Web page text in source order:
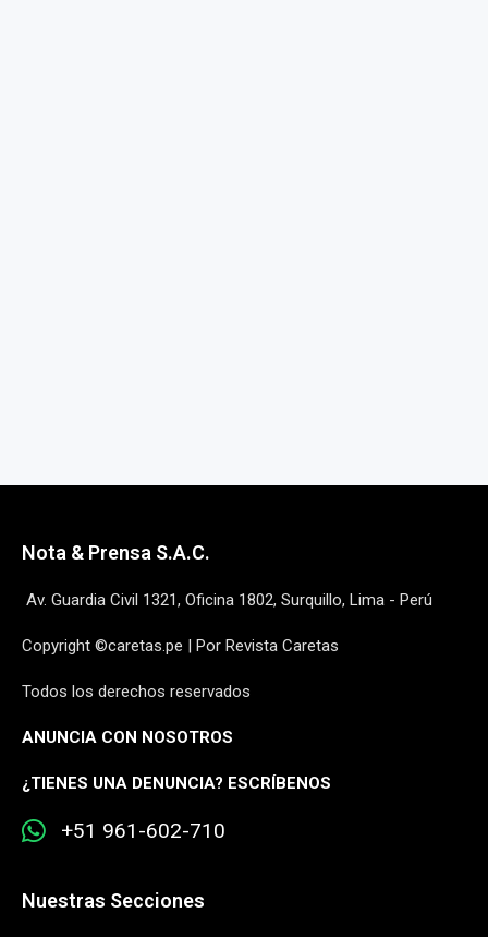
Nota & Prensa S.A.C.
Av. Guardia Civil 1321, Oficina 1802, Surquillo, Lima - Perú
Copyright ©caretas.pe | Por Revista Caretas
Todos los derechos reservados
ANUNCIA CON NOSOTROS
¿TIENES UNA DENUNCIA? ESCRÍBENOS
+51 961-602-710
Nuestras Secciones